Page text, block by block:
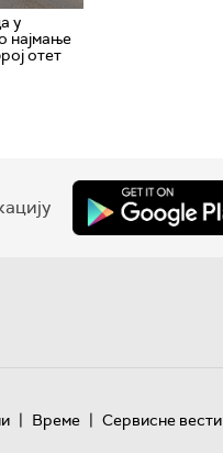
у
најмање
отет
| Време | Сервисне вести